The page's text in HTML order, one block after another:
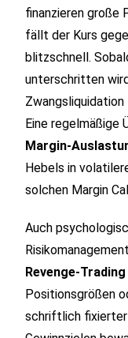
finanzieren große
fällt der Kurs
blitzschnell.
unterschritten
Eine regelmäßige
Hebels in
solchen Margin
Auch
Revenge‑Trading
Positionsgrößen
schriftlich fixierter